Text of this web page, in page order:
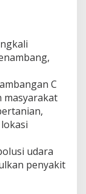
C
masyarakat
udara
penyakit